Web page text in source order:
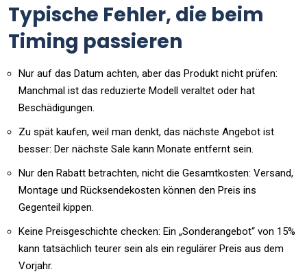
Typische Fehler, die beim
Timing passieren
Nur auf das Datum achten, aber das Produkt nicht prüfen:
Manchmal ist das reduzierte Modell veraltet oder hat
Beschädigungen.
Zu spät kaufen, weil man denkt, das nächste Angebot ist
besser: Der nächste Sale kann Monate entfernt sein.
Nur den Rabatt betrachten, nicht die Gesamtkosten: Versand,
Montage und Rücksendekosten können den Preis ins
Gegenteil kippen.
Keine Preisgeschichte checken: Ein „Sonderangebot“ von 15%
kann tatsächlich teurer sein als ein regulärer Preis aus dem
Vorjahr.